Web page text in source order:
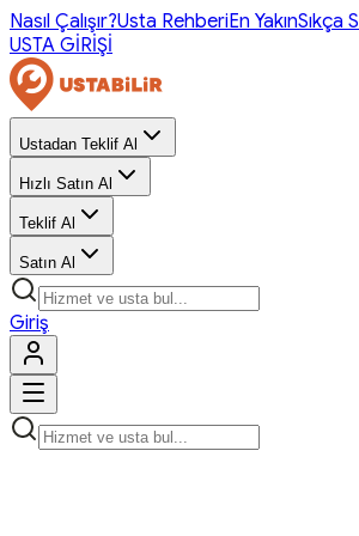
Nasıl Çalışır?Usta RehberiEn YakınSıkça
USTA GİRİŞİ
Ustadan Teklif Al
Hızlı Satın Al
Teklif Al
Satın Al
Giriş